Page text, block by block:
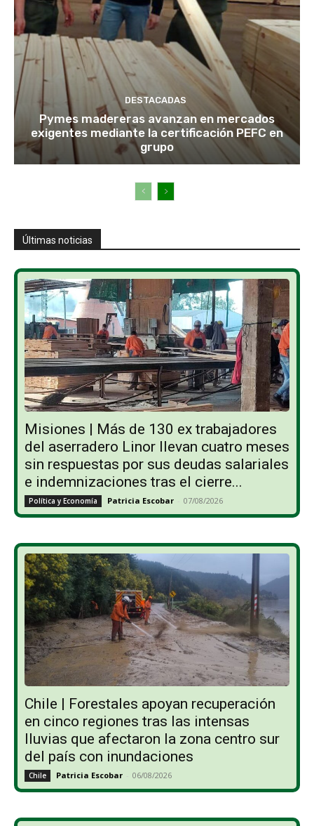
DESTACADAS
Pymes madereras avanzan en mercados
exigentes mediante la certificación PEFC en
grupo
Últimas noticias
Misiones | Más de 130 ex trabajadores
del aserradero Linor llevan cuatro meses
sin respuestas por sus deudas salariales
e indemnizaciones tras el cierre...
Política y Economía Patricia Escobar - 07/08/2026
Chile | Forestales apoyan recuperación
en cinco regiones tras las intensas
lluvias que afectaron la zona centro sur
del país con inundaciones
Chile Patricia Escobar - 06/08/2026